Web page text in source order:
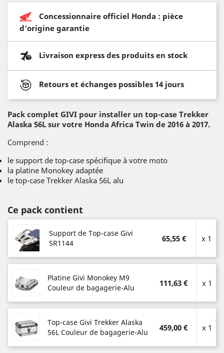
Concessionnaire officiel Honda : pièce
d'origine garantie
Livraison express des produits en stock
Retours et échanges possibles 14 jours
Pack complet GIVI pour installer un top-case Trekker
Alaska 56L sur votre Honda Africa Twin de 2016 à 2017.
Comprend :
le support de top-case spécifique à votre moto
la platine Monokey adaptée
le top-case Trekker Alaska 56L alu
Ce pack contient
Support de Top-case Givi
SR1144
65,55 € x 1
Platine Givi Monokey M9
Couleur de bagagerie-Alu
111,63 € x 1
Top-case Givi Trekker Alaska
56L Couleur de bagagerie-Alu
459,00 € x 1